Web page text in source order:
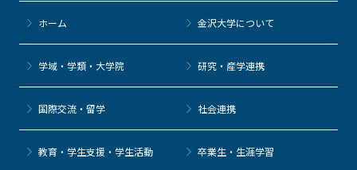
ホーム 金沢大学について
学域・学類・大学院 研究・産学連携
国際交流・留学 社会連携
教育・学生支援・学生活動 卒業生・生涯学習